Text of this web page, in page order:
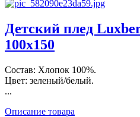
Детский плед
100х150
Состав: Хлопок 100%.
Цвет: зеленый/белый.
...
Описание товара